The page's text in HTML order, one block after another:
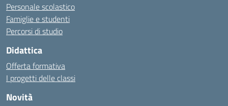
Personale scolastico
Famiglie e studenti
Percorsi di studio
Didattica
Offerta formativa
I progetti delle classi
Novità